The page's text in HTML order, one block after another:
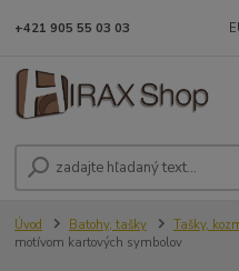
+421 905 55 03 03
Úvod Batohy, tašky Tašky,
motívom kartových symbolov